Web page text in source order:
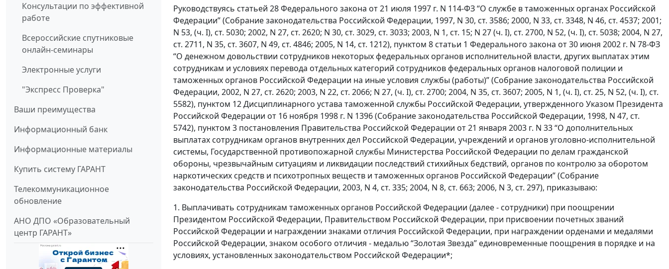
Консультации по эффективной
работе
Всероссийские спутниковые
онлайн-семинары
Электронные услуги
"Экспресс Проверка"
Ваши преимущества
Информационный банк
Информационные материалы
Купить систему ГАРАНТ
Телекоммуникационное
обновление
АНО ДПО «Образовательный
центр ГАРАНТ»
Руководствуясь статьей 28 Федерального закона от 21 июля 1997 г. N 114-ФЗ “О службе в таможенных органах Российской
Федерации” (Собрание законодательства Российской Федерации, 1997, N 30, ст. 3586; 2000, N 33, ст. 3348, N 46, ст. 4537; 2001;
N 53, (ч. I), ст. 5030; 2002, N 27, ст. 2620; N 30, ст. 3029, ст. 3033; 2003, N 1, ст. 15; N 27 (ч. I), ст. 2700, N 52, (ч. I), ст. 5038; 2004, N 27,
ст. 2711, N 35, ст. 3607, N 49, ст. 4846; 2005, N 14, ст. 1212), пунктом 8 статьи 1 Федерального закона от 30 июня 2002 г. N 78-ФЗ
“О денежном довольствии сотрудников некоторых федеральных органов исполнительной власти, других выплатах этим
сотрудникам и условиях перевода отдельных категорий сотрудников федеральных органов налоговой полиции и
таможенных органов Российской Федерации на иные условия службы (работы)” (Собрание законодательства Российской
Федерации, 2002, N 27, ст. 2620; 2003, N 22, ст. 2066; N 27, (ч. I), ст. 2700; 2004, N 35, ст. 3607; 2005, N 1, (ч. I), ст. 25, N 52, (ч. I), ст.
5582), пунктом 12 Дисциплинарного устава таможенной службы Российской Федерации, утвержденного Указом Президента
Российской Федерации от 16 ноября 1998 г. N 1396 (Собрание законодательства Российской Федерации, 1998, N 47, ст.
5742), пунктом 3 постановления Правительства Российской Федерации от 21 января 2003 г. N 33 “О дополнительных
выплатах сотрудникам органов внутренних дел Российской Федерации, учреждений и органов уголовно-исполнительной
системы, Государственной противопожарной службы Министерства Российской Федерации по делам гражданской
обороны, чрезвычайным ситуациям и ликвидации последствий стихийных бедствий, органов по контролю за оборотом
наркотических средств и психотропных веществ и таможенных органов Российской Федерации” (Собрание
законодательства Российской Федерации, 2003, N 4, ст. 335; 2004, N 8, ст. 663; 2006, N 3, ст. 297), приказываю:
1. Выплачивать сотрудникам таможенных органов Российской Федерации (далее - сотрудники) при поощрении
Президентом Российской Федерации, Правительством Российской Федерации, при присвоении почетных званий
Российской Федерации и награждении знаками отличия Российской Федерации, при награждении орденами и медалями
Российской Федерации, знаком особого отличия - медалью “Золотая Звезда” единовременные поощрения в порядке и на
условиях, установленных законодательством Российской Федерации*;